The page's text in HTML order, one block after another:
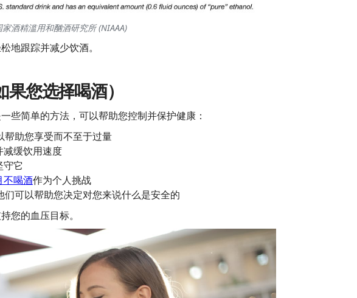
家酒精滥用和酗酒研究所 (NIAAA)
地跟踪并减少饮酒。
您选择喝酒）
些简单的方法，可以帮助您控制并保护健康：
助您享受而不至于过量
减缓饮用速度
守它
不喝酒作为个人挑战
可以帮助您决定对您来说什么是安全的
您的血压目标。